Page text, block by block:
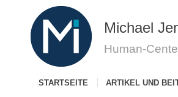
Michael
Human-
STARTSEITE ARTIKEL UND